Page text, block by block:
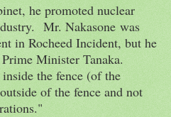
he promoted nuclear
Mr. Nakasone was
in Rocheed Incident, but he
Minister Tanaka.
the fence (of the
of the fence and not